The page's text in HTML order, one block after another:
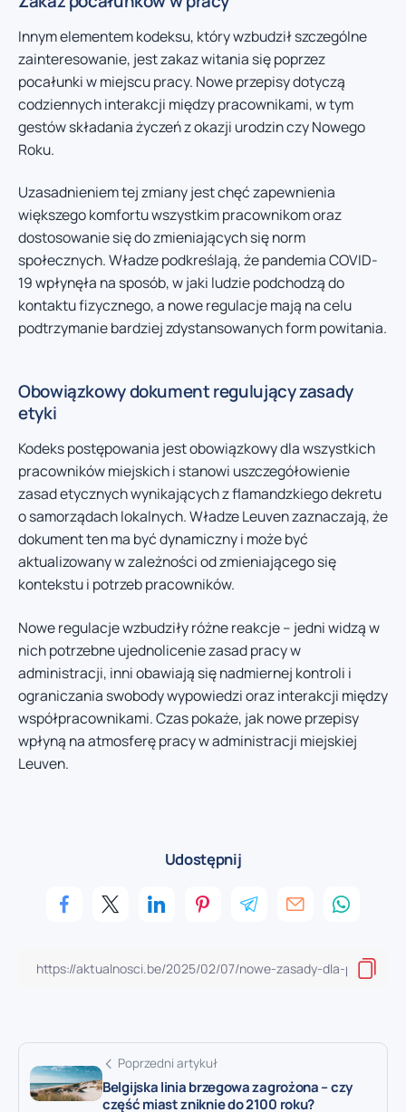
Innym elementem kodeksu, który wzbudził szczególne
zainteresowanie, jest zakaz witania się poprzez
pocałunki w miejscu pracy. Nowe przepisy dotyczą
codziennych interakcji między pracownikami, w tym
gestów składania życzeń z okazji urodzin czy Nowego
Roku.
Uzasadnieniem tej zmiany jest chęć zapewnienia
większego komfortu wszystkim pracownikom oraz
dostosowanie się do zmieniających się norm
społecznych. Władze podkreślają, że pandemia COVID-
19 wpłynęła na sposób, w jaki ludzie podchodzą do
kontaktu fizycznego, a nowe regulacje mają na celu
podtrzymanie bardziej zdystansowanych form powitania.
Obowiązkowy dokument regulujący zasady
etyki
Kodeks postępowania jest obowiązkowy dla wszystkich
pracowników miejskich i stanowi uszczegółowienie
zasad etycznych wynikających z flamandzkiego dekretu
o samorządach lokalnych. Władze Leuven zaznaczają, że
dokument ten ma być dynamiczny i może być
aktualizowany w zależności od zmieniającego się
kontekstu i potrzeb pracowników.
Nowe regulacje wzbudziły różne reakcje – jedni widzą w
nich potrzebne ujednolicenie zasad pracy w
administracji, inni obawiają się nadmiernej kontroli i
ograniczania swobody wypowiedzi oraz interakcji między
współpracownikami. Czas pokaże, jak nowe przepisy
wpłyną na atmosferę pracy w administracji miejskiej
Leuven.
Udostępnij
Poprzedni artykuł
Belgijska linia brzegowa zagrożona – czy
część miast zniknie do 2100 roku?